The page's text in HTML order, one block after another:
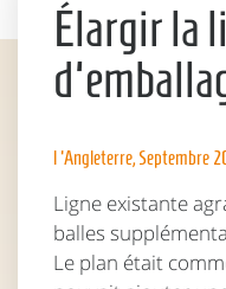
Élargir la
l 'Angleterre, Septembre
Ligne existante
balles
Le plan était